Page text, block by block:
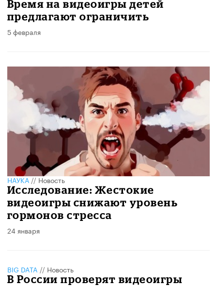
Время на видеоигры детей
предлагают ограничить
5 февраля
НАУКА//Новость
Исследование: Жестокие
видеоигры снижают уровень
гормонов стресса
24 января
BIG DATA // Новость
В России проверят видеоигры